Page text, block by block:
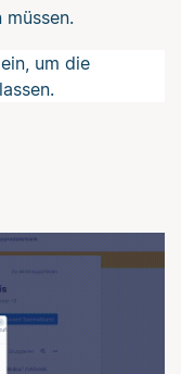
um die